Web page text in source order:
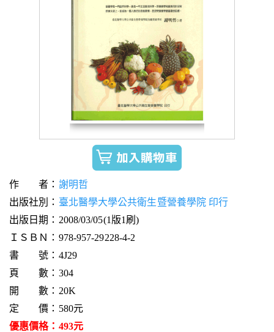
作 者： 謝明哲
出版社別： 臺北醫學大學公共衛生暨營養學院 印行
出版日期：2008/03/05(1版1刷)
ＩＳＢＮ：978-957-29228-4-2
書 號：4J29
頁 數：304
開 數：20K
定 價：580元
優惠價格：493元